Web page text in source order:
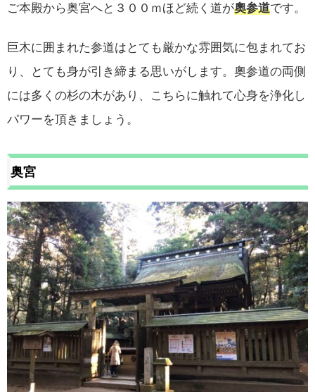
ご本殿から奥宮へと３００ｍほど続く道が奧参道です。
巨木に囲まれた参道はとても厳かな雰囲気に包まれてお
り、とても身が引き締まる思いがします。奧参道の両側
には多くの杉の木があり、こちらに触れて心身を浄化し
パワーを頂きましょう。
奥宮